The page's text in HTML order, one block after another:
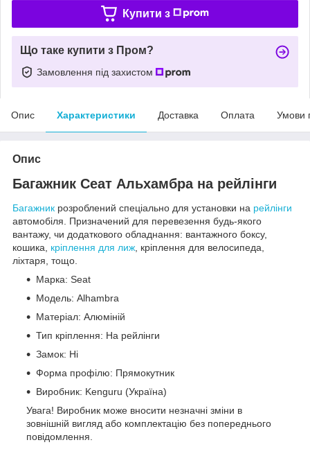
Купити з
Що таке купити з Пром?
Замовлення під захистом
Опис Характеристики Доставка Оплата Умови
Опис
Багажник Сеат Альхамбра на рейлінги
Багажник розроблений спеціально для установки на рейлінги
автомобіля. Призначений для перевезення будь-якого
вантажу, чи додаткового обладнання: вантажного боксу,
кошика, кріплення для лиж, кріплення для велосипеда,
ліхтаря, тощо.
Марка: Seat
Модель: Alhambra
Матеріал: Алюміній
Тип кріплення: На рейлінги
Замок: Ні
Форма профілю: Прямокутник
Виробник: Kenguru (Україна)
Увага! Виробник може вносити незначні зміни в
зовнішній вигляд або комплектацію без попереднього
повідомлення.